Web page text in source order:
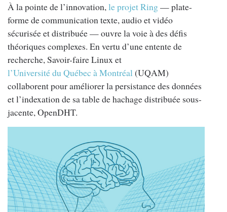
À la pointe de l’innovation,le projet Ring— plate-
forme de communication texte, audio et vidéo
sécurisée et distribuée — ouvre la voie à des défis
théoriques complexes. En vertu d’une entente de
recherche, Savoir-faire Linux et
l’Université du Québec à Montréal(UQAM)
collaborent pour améliorer la persistance des données
et l’indexation de sa table de hachage distribuée sous-
jacente, OpenDHT.